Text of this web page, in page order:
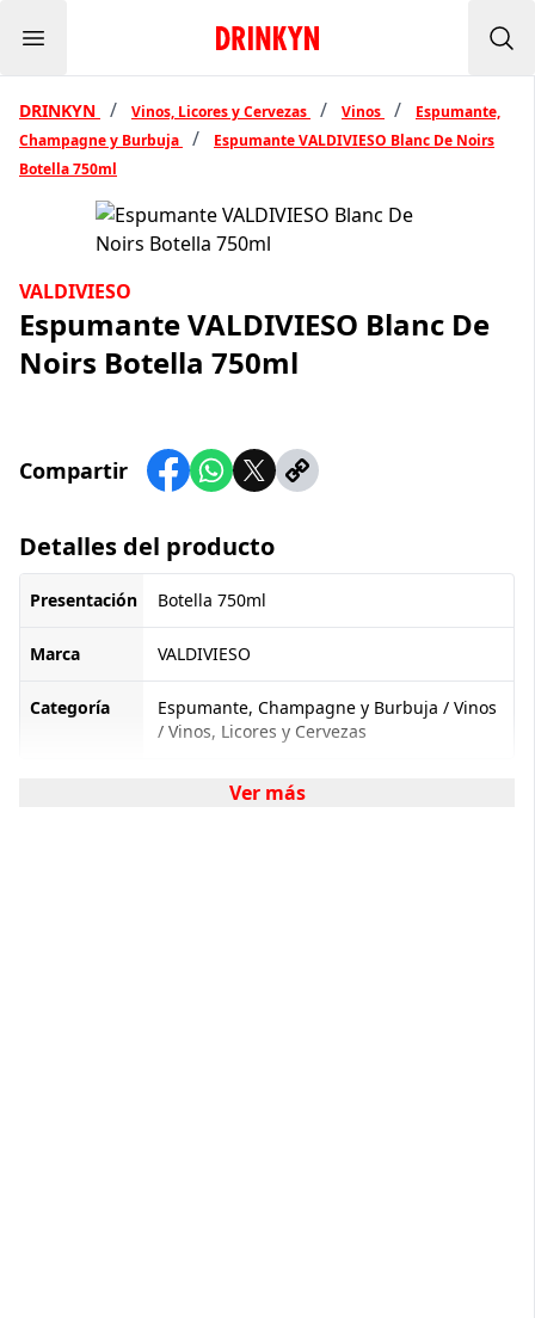
Menu Inicio Drinkyn
DRINKYN / Vinos, Licores y Cervezas / Vinos /
Espumante,
Champagne y Burbuja
/
Espumante VALDIVIESO Blanc De Noirs
Botella 750ml
VALDIVIESO
Espumante VALDIVIESO Blanc De
Noirs Botella 750ml
Compartir
Detalles del producto
Presentación Botella 750ml
Marca VALDIVIESO
Categoría
Espumante, Champagne y Burbuja / Vinos
/ Vinos, Licores y Cervezas
Ver más